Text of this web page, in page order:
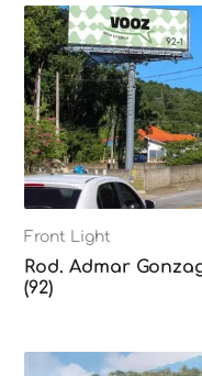
Front Light
Rod. Admar
(92)